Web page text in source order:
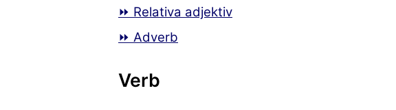
⏩ Relativa adjektiv
⏩ Adverb
Verb